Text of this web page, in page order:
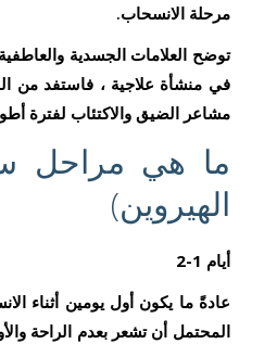
مرحلة الانسحاب.
توضح العلامات الجسدية
في منشأة علاجية ، فاستفد من
مشاعر الضيق والاكتئاب لفترة
ما هي مراحل
الهيروين)
أيام 1-2
المحتمل أن تشعر بعدم الراحة